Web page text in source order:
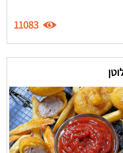
11083